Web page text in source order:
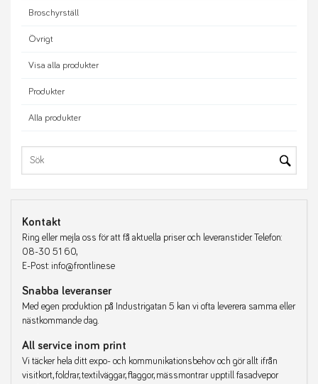
Broschyrställ
Övrigt
Visa alla produkter
Produkter
Alla produkter
Kontakt
Ring eller mejla oss för att få aktuella priser och leveranstider. Telefon:
08-30 51 60,
E-Post: info@frontline.se
Snabba leveranser
Med egen produktion på Industrigatan 5 kan vi ofta leverera samma eller
nästkommande dag.
All service inom print
Vi täcker hela ditt expo- och kommunikationsbehov och gör allt ifrån
visitkort, foldrar, textilväggar, flaggor, mässmontrar upptill fasadvepor